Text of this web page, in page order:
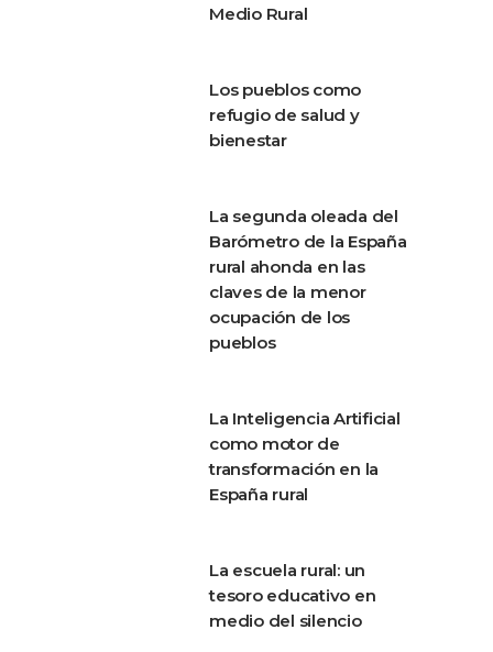
Medio Rural
Los pueblos como
refugio de salud y
bienestar
La segunda oleada del
Barómetro de la España
rural ahonda en las
claves de la menor
ocupación de los
pueblos
La Inteligencia Artificial
como motor de
transformación en la
España rural
La escuela rural: un
tesoro educativo en
medio del silencio